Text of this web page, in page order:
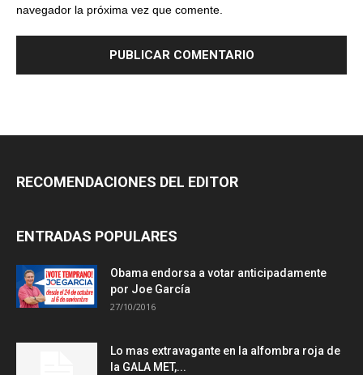
navegador la próxima vez que comente.
RECOMENDACIONES DEL EDITOR
ENTRADAS POPULARES
Obama endorsa a votar anticipadamente
por Joe García
27/10/2016
Lo mas extravagante en la alfombra roja de
la GALA MET,...